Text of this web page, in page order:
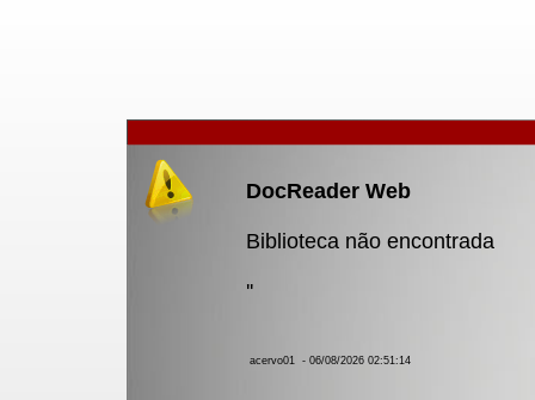
DocReader Web
Biblioteca não encontrada
''
acervo01 - 06/08/2026 02:51:14